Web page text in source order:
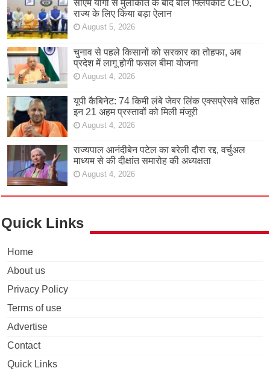
सीएम योगी से मुलाकात के बाद बोले फ्लिपकार्ट CEO,
राज्य के लिए किया बड़ा ऐलान
August 5, 2026
चुनाव से पहले किसानों को सरकार का तोहफा, अब
प्रदेश में लागू होगी फसल बीमा योजना
August 4, 2026
यूपी कैबिनेट: 74 किमी लंबे जेवर लिंक एक्सप्रेसवे सहित
इन 21 अहम प्रस्तावों को मिली मंजूरी
August 4, 2026
राज्यपाल आनंदीबेन पटेल का बरेली दौरा रद्द, वर्चुअल
माध्यम से की दीक्षांत समारोह की अध्यक्षता
August 4, 2026
Quick Links
Home
About us
Privacy Policy
Terms of use
Advertise
Contact
Quick Links